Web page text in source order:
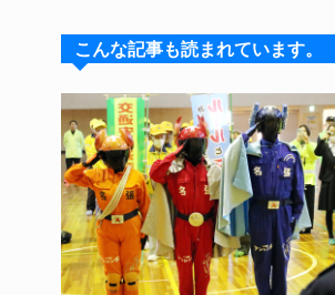
s
k
y
a
d
s
e
b
o
o
k
e
st
こんな記事も読まれています。